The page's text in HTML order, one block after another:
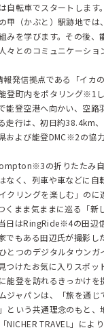
自転車でスタートします
甲（かぶと）駅跡地では
みを学びます。その後、
々とのコミュニケーショ
発信拠点である「イカ
登町内をポタリング※1
能登空港へ向かい、空路
走行は、初日約38.4km
および能登DMC※2の協
の折りたたみ
なく、列車や車などに自
クリングを楽しむ」のに
くまま気ままに巡る「新
日はRingRide※4の田辺
でもある田辺氏が撮影し
とつのデジタルタウンガ
つけたお気に入りスポッ
能登を訪れるきっかけを
ジャパンは、「旅を通じ
という共通理念のもと、
NICHER TRAVEL」によ